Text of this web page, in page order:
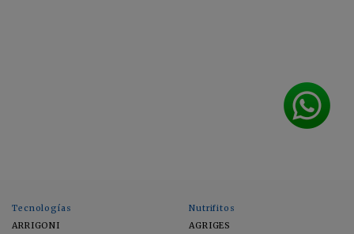
Tecnologías
ARRIGONI
Nutrifitos
AGRIGES